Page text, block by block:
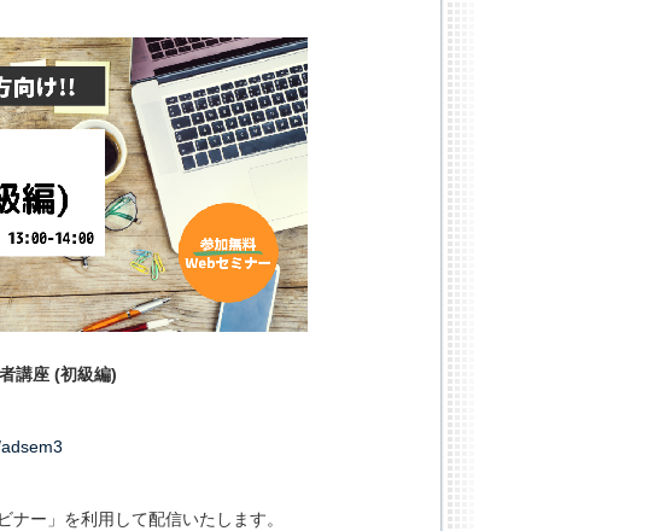
講座 (初級編)
ナー」を利用して配信いたします。